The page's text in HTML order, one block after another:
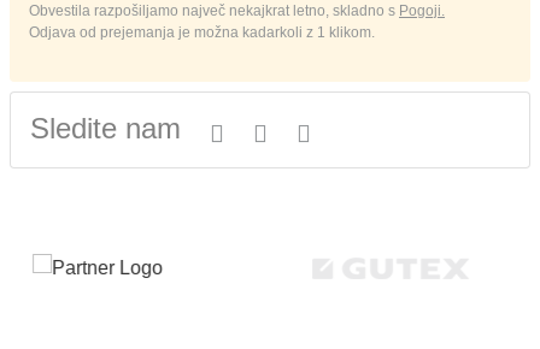
Obvestila razpošiljamo največ nekajkrat letno, skladno s Pogoji.
Odjava od prejemanja je možna kadarkoli z 1 klikom.
Sledite nam